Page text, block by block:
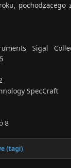
pochodzącego
Sigal
SpecCraft
8
(tagi)